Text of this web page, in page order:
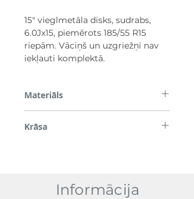
15" vieglmetāla disks, sudrabs,
6.0Jx15, piemērots 185/55 R15
riepām. Vāciņš un uzgriežņi nav
iekļauti komplektā.
Materiāls
Krāsa
Informācija